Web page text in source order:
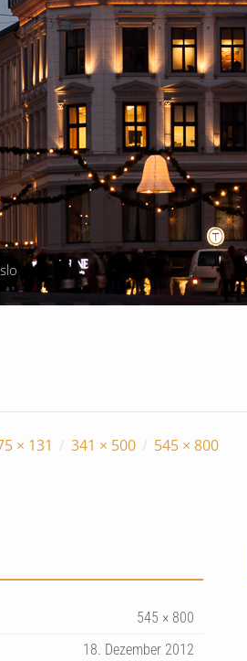
× 131 / 341 × 500 / 545 × 800
545 × 800
18. Dezember 2012